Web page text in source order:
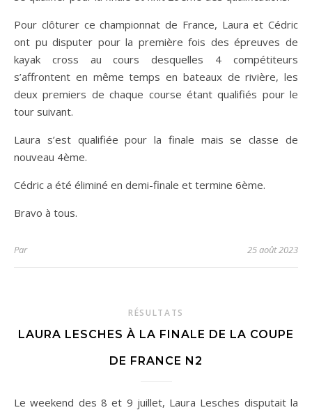
Pour clôturer ce championnat de France, Laura et Cédric
ont pu disputer pour la première fois des épreuves de
kayak cross au cours desquelles 4 compétiteurs
s’affrontent en même temps en bateaux de rivière, les
deux premiers de chaque course étant qualifiés pour le
tour suivant.
Laura s’est qualifiée pour la finale mais se classe de
nouveau 4ème.
Cédric a été éliminé en demi-finale et termine 6ème.
Bravo à tous.
Par 25 août 2023
RÉSULTATS
LAURA LESCHES À LA FINALE DE LA COUPE
DE FRANCE N2
Le weekend des 8 et 9 juillet, Laura Lesches disputait la